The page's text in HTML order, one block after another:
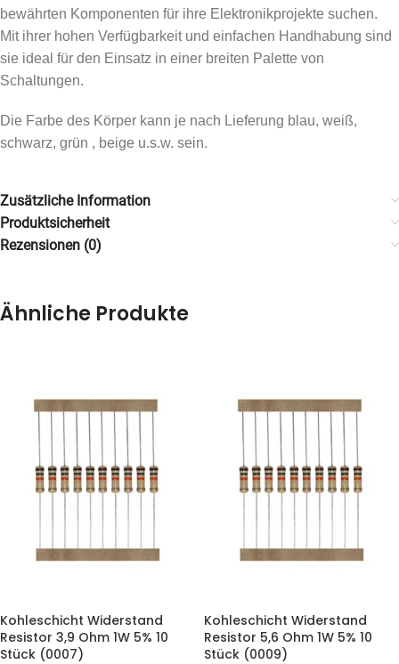
bewährten Komponenten für ihre Elektronikprojekte suchen.
Mit ihrer hohen Verfügbarkeit und einfachen Handhabung sind
sie ideal für den Einsatz in einer breiten Palette von
Schaltungen.
Die Farbe des Körper kann je nach Lieferung blau, weiß,
schwarz, grün , beige u.s.w. sein.
Zusätzliche Information
Produktsicherheit
Rezensionen (0)
Ähnliche Produkte
Kohleschicht Widerstand
Resistor 3,9 Ohm 1W 5% 10
Stück (0007)
Kohleschicht Widerstand
Resistor 5,6 Ohm 1W 5% 10
Stück (0009)